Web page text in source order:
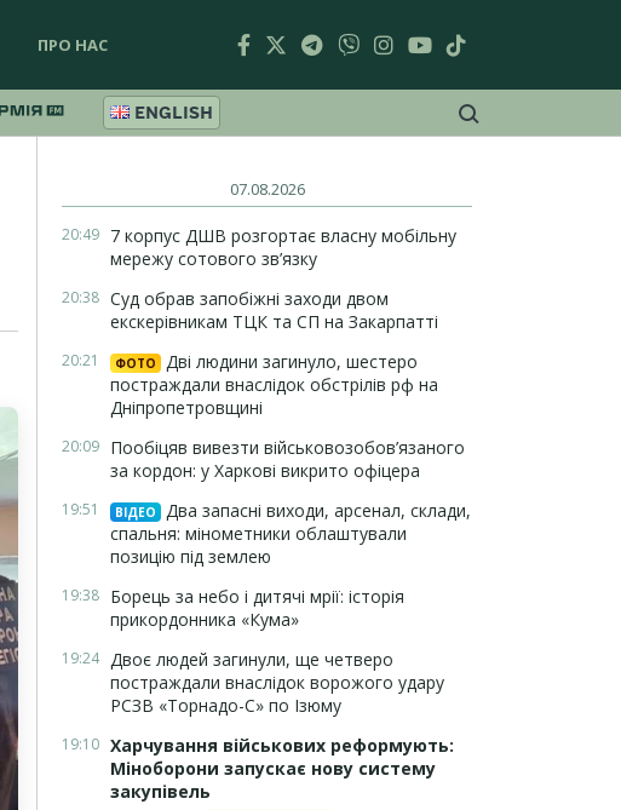
ПРО НАС
ENGLISH
07.08.2026
20:49 7 корпус ДШВ розгортає власну мобільну
мережу сотового зв’язку
20:38 Суд обрав запобіжні заходи двом
екскерівникам ТЦК та СП на Закарпатті
20:21 ФОТО
Дві людини загинуло, шестеро
постраждали внаслідок обстрілів рф на
Дніпропетровщині
20:09 Пообіцяв вивезти військовозобов’язаного
за кордон: у Харкові викрито офіцера
19:51 ВІДЕО
Два запасні виходи, арсенал, склади,
спальня: мінометники облаштували
позицію під землею
19:38 Борець за небо і дитячі мрії: історія
прикордонника «Кума»
19:24 Двоє людей загинули, ще четверо
постраждали внаслідок ворожого удару
РСЗВ «Торнадо-С» по Ізюму
19:10 Харчування військових реформують:
Міноборони запускає нову систему
закупівель